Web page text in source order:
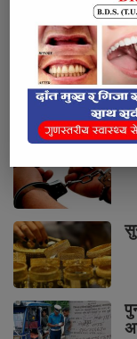
भर्खरै